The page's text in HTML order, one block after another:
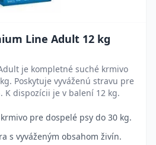
Line Adult 12 kg
je kompletné suché krmivo
Poskytuje vyváženú stravu pre
K dispozícii je v balení 12 kg.
pre dospelé psy do 30 kg.
s vyváženým obsahom živín.